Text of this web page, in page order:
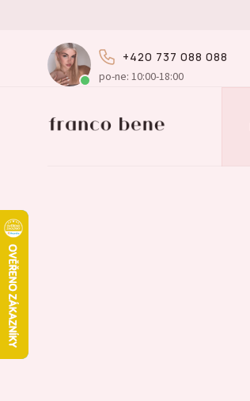
+420 737 088 088
po-ne: 10:00-18:00